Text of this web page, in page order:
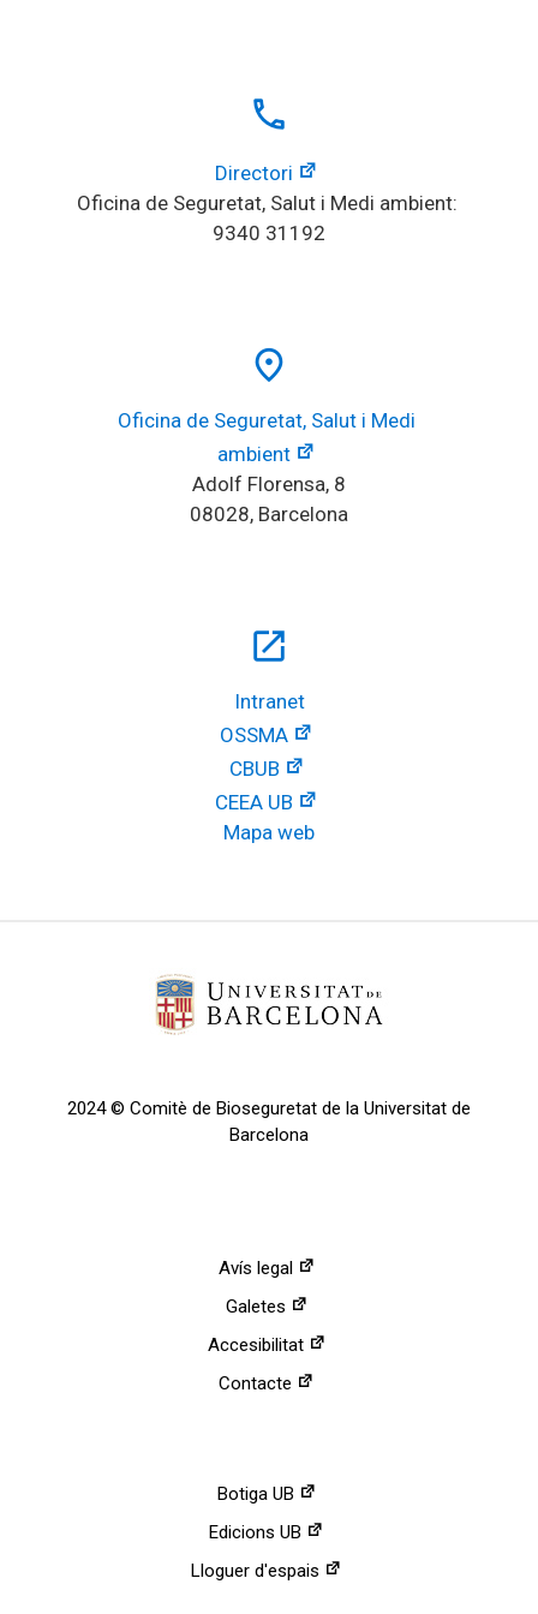
local_phone
Directori
Oficina de Seguretat, Salut i Medi ambient:
9340 31192
place
Oficina de Seguretat, Salut i Medi
ambient
Adolf Florensa, 8
08028, Barcelona
open_in_new
Intranet
OSSMA
CBUB
CEEA UB
Mapa web
2024 © Comitè de Bioseguretat de la Universitat de
Barcelona
Avís legal
Galetes
Accesibilitat
Contacte
Botiga UB
Edicions UB
Lloguer d'espais